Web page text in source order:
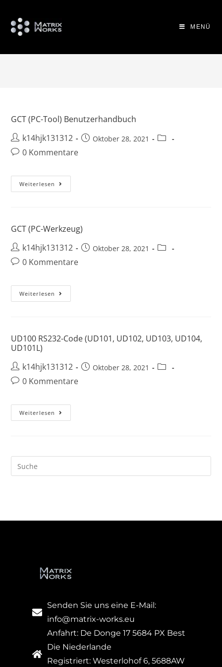
MENÜ
GCT (PC-Tool) Benutzerhandbuch
k14hjk131312
Oktober 28, 2021
0 Kommentare
Weiterlesen
GCT (PC-Werkzeug)
k14hjk131312
Oktober 28, 2021
0 Kommentare
Weiterlesen
UD100 RS232-Code (UD101, UD102, UD103, UD104,
UD101L)
k14hjk131312
Oktober 28, 2021
0 Kommentare
Weiterlesen
Senden Sie uns eine E-Mail:
info@matrix-works.eu
Anfahrt: De Donge 17 5684 PX Best
Die Niederlande
Registriert: Westerlohof 6, 5688AW